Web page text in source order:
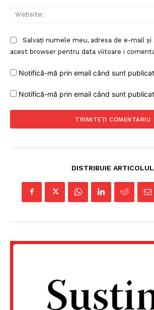
Salvați numele meu, adresa de e-mail
acest browser pentru data viitoare i
Notifică-mă prin email când sunt
Notifică-mă prin email când sunt
DISTRIBUIE ARTICOLUL